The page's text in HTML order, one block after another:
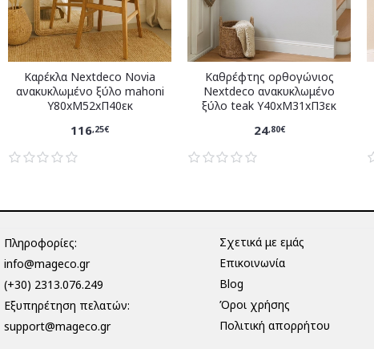
Καρέκλα Nextdeco Novia
ανακυκλωμένο ξύλο mahoni
Υ80xM52xΠ40εκ
116,25€
Καθρέφτης ορθογώνιος
Nextdeco ανακυκλωμένο
ξύλο teak Υ40xM31xΠ3εκ
24,80€
Πληροφορίες:
info@mageco.gr
(+30) 2313.076.249
Eξυπηρέτηση πελατών:
support@mageco.gr
Σχετικά με εμάς
Επικοινωνία
Blog
Όροι χρήσης
Πολιτική απορρήτου